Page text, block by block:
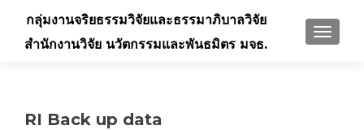
กลุ่มงานจริยธรรมวิจัยและธรรมาภิบาลวิจัย
สำนักงานวิจัย นวัตกรรมและพันธมิตร มจธ.
RI Back up data